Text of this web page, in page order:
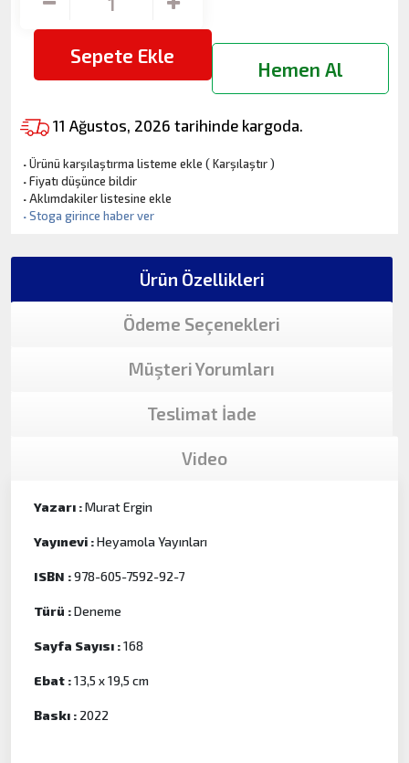
Sepete Ekle
Hemen Al
11 Ağustos, 2026 tarihinde kargoda.
·Ürünü karşılaştırma listeme ekle (Karşılaştır)
·Fiyatı düşünce bildir
·Aklımdakiler listesine ekle
·Stoga girince haber ver
Ürün Özellikleri
Ödeme Seçenekleri
Müşteri Yorumları
Teslimat İade
Video
Yazarı :Murat Ergin
Yayınevi :Heyamola Yayınları
ISBN :978-605-7592-92-7
Türü :Deneme
Sayfa Sayısı :168
Ebat :13,5 x 19,5 cm
Baskı : 2022